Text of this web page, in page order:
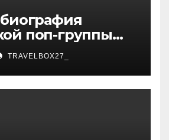
поп-группы
интернешнл»
успеха, музыка
TRAVELBOX27_